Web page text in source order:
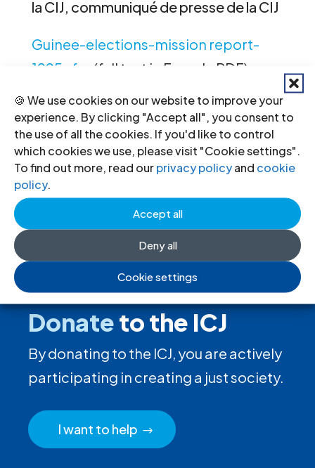
🍪 We use cookies on our website to improve your
experience. By clicking "Accept all", you consent to
the use of all the cookies. If you'd like to control
which cookies we use, please visit "Cookie settings".
To find out more, read ourprivacy policyand cookie
policy.
Accept all
Deny all
Cookie settings
la CIJ, communiqué de presse de la CIJ
Guinee-elections-mission report-
1995-fra
(full text in French, PDF)
←Previous Next→
Donateto the ICJ
By donating to the ICJ, you are actively
participating in creating a just society.
I want to help